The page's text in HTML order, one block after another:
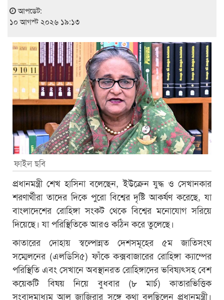
আপডেট:
১০ আগস্ট ২০২৬ ১৯:১৩
ফাইল ছবি
প্রধানমন্ত্রী শেখ হাসিনা বলেছেন, ইউক্রেন যুদ্ধ ও সেখানকার
শরণার্থীরা তাদের দিকে পুরো বিশ্বের দৃষ্টি আকর্ষণ করেছে, যা
বাংলাদেশের রোহিঙ্গা সংকট থেকে বিশ্বের মনোযোগ সরিয়ে
দিয়েছে। যা পরিস্থিতিকে আরও কঠিন করে তুলেছে।
কাতারের দোহায় স্বল্পোন্নত দেশসমূহের ৫ম জাতিসংঘ
সম্মেলনের (এলডিসি৫) ফাঁকে কক্সবাজারের রোহিঙ্গা ক্যাম্পের
পরিস্থিতি এবং সেখানে অবস্থানরত রোহিঙ্গাদের ভবিষ্যৎসহ বেশ
কয়েকটি বিষয় নিয়ে বুধবার (৮ মার্চ) কাতারভিত্তিক
সংবাদমাধ্যম আল জাজিরার সঙ্গে কথা বলছিলেন প্রধানমন্ত্রী।